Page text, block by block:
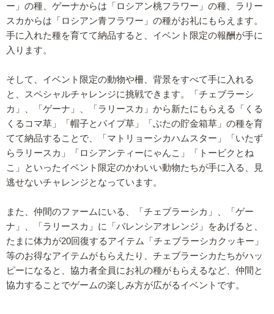
ー」の種、ゲーナからは「ロシアン桃フラワー」の種、ラリー
スカからは「ロシアン青フラワー」の種がお礼にもらえます。
手に入れた種を育てて納品すると、イベント限定の報酬が手に
入ります。
そして、イベント限定の動物や柵、背景をすべて手に入れる
と、スペシャルチャレンジに挑戦できます。「チェブラーシ
カ」、「ゲーナ」、「ラリースカ」から新たにもらえる「くる
くるコマ草」「帽子とパイプ草」「ぶたの貯金箱草」の種を育
てて納品することで、「マトリョーシカハムスター」「いたず
らラリースカ」「ロシアンティーにゃんこ」「トービクとね
こ」といったイベント限定のかわいい動物たちが手に入る、見
逃せないチャレンジとなっています。
また、仲間のファームにいる、「チェブラーシカ」、「ゲー
ナ」、「ラリースカ」に「バレンシアオレンジ」をあげると、
たまに体力が20回復するアイテム「チェブラーシカクッキー」
等のお得なアイテムがもらえたり、チェブラーシカたちがハッ
ピーになると、協力者全員にお礼の種がもらえるなど、仲間と
協力することでゲームの楽しみ方が広がるイベントです。